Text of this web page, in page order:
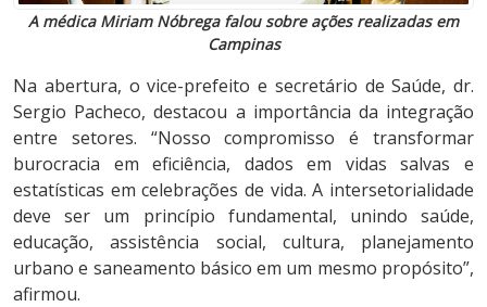
A médica Miriam Nóbrega falou sobre ações realizadas em
Campinas
Na abertura, o vice-prefeito e secretário de Saúde, dr.
Sergio Pacheco, destacou a importância da integração
entre setores. “Nosso compromisso é transformar
burocracia em eficiência, dados em vidas salvas e
estatísticas em celebrações de vida. A intersetorialidade
deve ser um princípio fundamental, unindo saúde,
educação, assistência social, cultura, planejamento
urbano e saneamento básico em um mesmo propósito”,
afirmou.